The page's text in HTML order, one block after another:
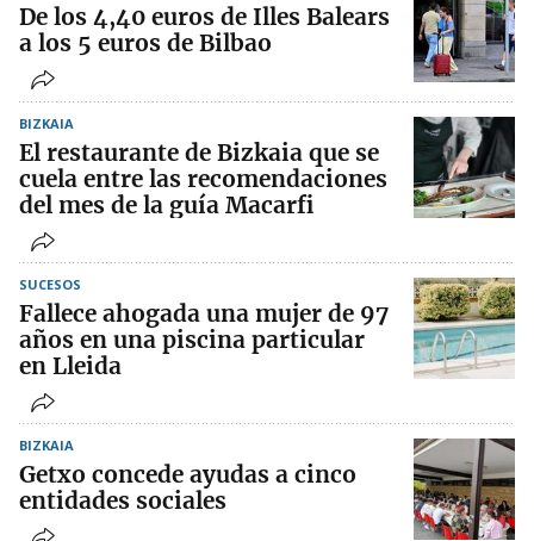
De los 4,40 euros de Illes Balears
a los 5 euros de Bilbao
BIZKAIA
El restaurante de Bizkaia que se
cuela entre las recomendaciones
del mes de la guía Macarfi
SUCESOS
Fallece ahogada una mujer de 97
años en una piscina particular
en Lleida
BIZKAIA
Getxo concede ayudas a cinco
entidades sociales